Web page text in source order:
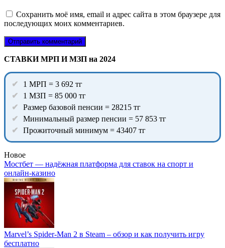
Сохранить моё имя, email и адрес сайта в этом браузере для
последующих моих комментариев.
СТАВКИ МРП И МЗП на 2024
1 МРП = 3 692 тг
1 МЗП = 85 000 тг
Размер базовой пенсии = 28215 тг
Минимальный размер пенсии = 57 853 тг
Прожиточный минимум = 43407 тг
Новое
Мостбет — надёжная платформа для ставок на спорт и
онлайн-казино
Marvel’s Spider-Man 2 в Steam – обзор и как получить игру
бесплатно